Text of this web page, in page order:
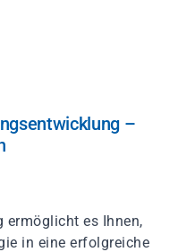
–
ermöglicht es Ihnen,
in eine erfolgreiche